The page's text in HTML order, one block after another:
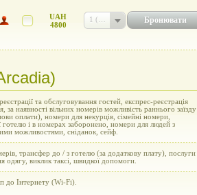
UAH
4800
Бронювати
та обслуговування гостей, експрес-реєстрація
за наявності вільних номерів можливість раннього заїзду
оплати), номери для некурців, сімейні номери,
готелю і в номерах заборонено, номери для людей з
можливостями, сніданок, сейф.
трансфер до / з готелю (за додаткову плату), послуги
одягу, виклик таксі, швидкої допомоги.
до Інтернету (Wi-Fi).